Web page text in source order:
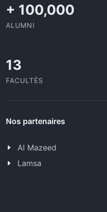
+ 100,000
ALUMNI
13
FACULTÉS
Nos partenaires
Al Mazeed
Lamsa